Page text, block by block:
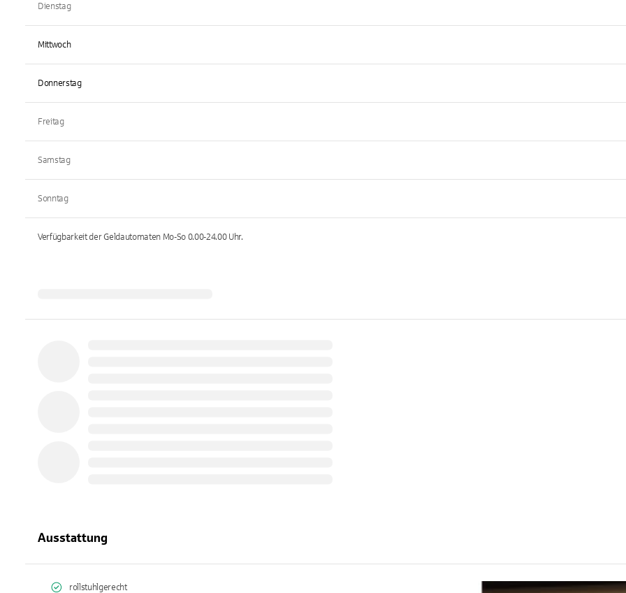
Dienstag
Mittwoch
Donnerstag
Freitag
Samstag
Sonntag
Verfügbarkeit der Geldautomaten Mo-So 0.00-24.00Uhr.
Ausstattung
rollstuhlgerecht